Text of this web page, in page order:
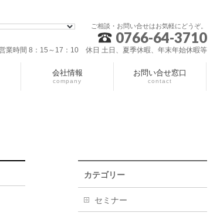
ご相談・お問い合せはお気軽にどうぞ。
0766-64-3710
業時間 8：15～17：10 休日 土日、夏季休暇、年末年始休暇等
会社情報
company
お問い合せ窓口
contact
カテゴリー
セミナー